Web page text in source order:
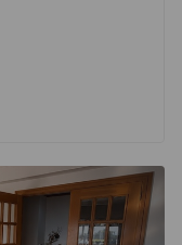
/ Vila Chã -